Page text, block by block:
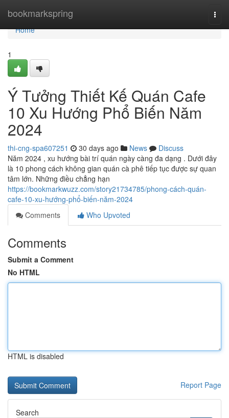
bookmarkspring
Home
Home
1
Ý Tưởng Thiết Kế Quán Cafe
10 Xu Hướng Phổ Biến Năm
2024
thi-cng-spa607251 30 days ago News
Discuss
Năm 2024 , xu hướng bài trí quán ngày càng đa dạng . Dưới đây
là 10 phong cách không gian quán cà phê tiếp tục được sự quan
tâm lớn. Những điều chẳng hạn
https://bookmarkwuzz.com/story21734785/phong-cách-quán-
cafe-10-xu-hướng-phổ-biến-năm-2024
Comments
Who Upvoted
Comments
Submit a Comment
No HTML
HTML is disabled
Report Page
Search